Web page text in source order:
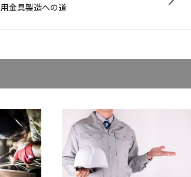
用金具製造への道